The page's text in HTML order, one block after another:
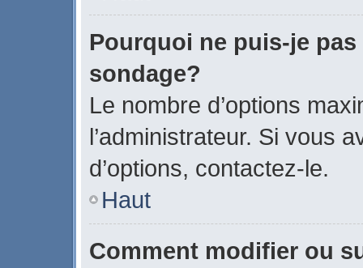
Pourquoi ne puis-je
sondage?
Le nombre d’options
l’administrateur. Si vous
d’options, contactez-le.
Haut
Comment modifier ou